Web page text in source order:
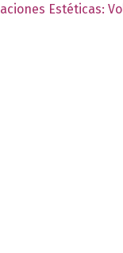
Estéticas: